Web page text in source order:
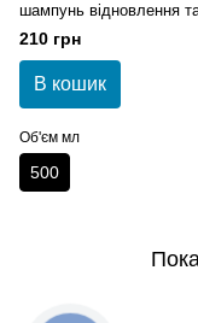
шампунь відновлення
зволоження
210 грн
В кошик
Об'єм мл
500